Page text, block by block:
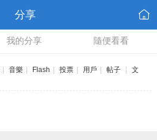
分享
我的分享 隨便看看
音樂 Flash 投票 用戶 帖子
文